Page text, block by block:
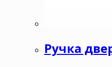
Ручка